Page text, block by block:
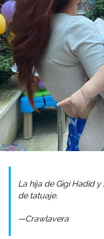
La hija de Gigi Hadid
de tatuaje.
—Crawlavera